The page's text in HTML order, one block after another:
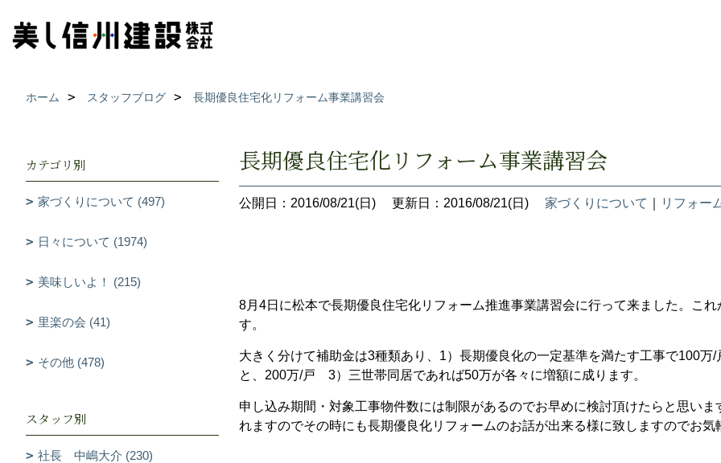
ホーム スタッフブログ 長期優良住宅化リフォーム事業講習会
長期優良住宅化リフォーム事業講習会
公開日：2016/08/21(日) 更新日：2016/08/21(日) 家づくりについて リフォー
8月4日に松本で長期優良住宅化リフォーム推進事業講習会に行って来ました。こ
す。
大きく分けて補助金は3種類あり、1）長期優良化の一定基準を満たす工事で100
と、200万/戸 3）三世帯同居であれば50万が各々に増額に成ります。
申し込み期間・対象工事物件数には制限があるのでお早めに検討頂けたらと思い
れますのでその時にも長期優良化リフォームのお話が出来る様に致しますのでお
カテゴリ別
家づくりについて (497)
日々について (1974)
美味しいよ！ (215)
里楽の会 (41)
その他 (478)
スタッフ別
社長 中嶋大介 (230)